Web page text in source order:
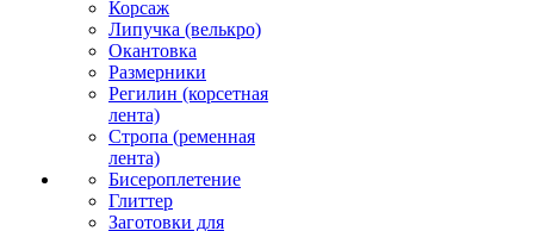
Корсаж
Липучка (велькро)
Окантовка
Размерники
Регилин (корсетная
лента)
Стропа (ременная
лента)
Бисероплетение
Глиттер
Заготовки для